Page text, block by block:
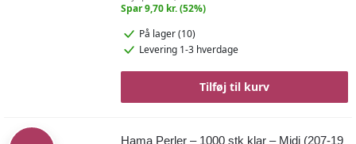
Spar 9,70 kr. (52%)
På lager (10)
Levering 1-3 hverdage
Tilføj til kurv
Hama Perler – 1000 stk klar – Midi (207-19